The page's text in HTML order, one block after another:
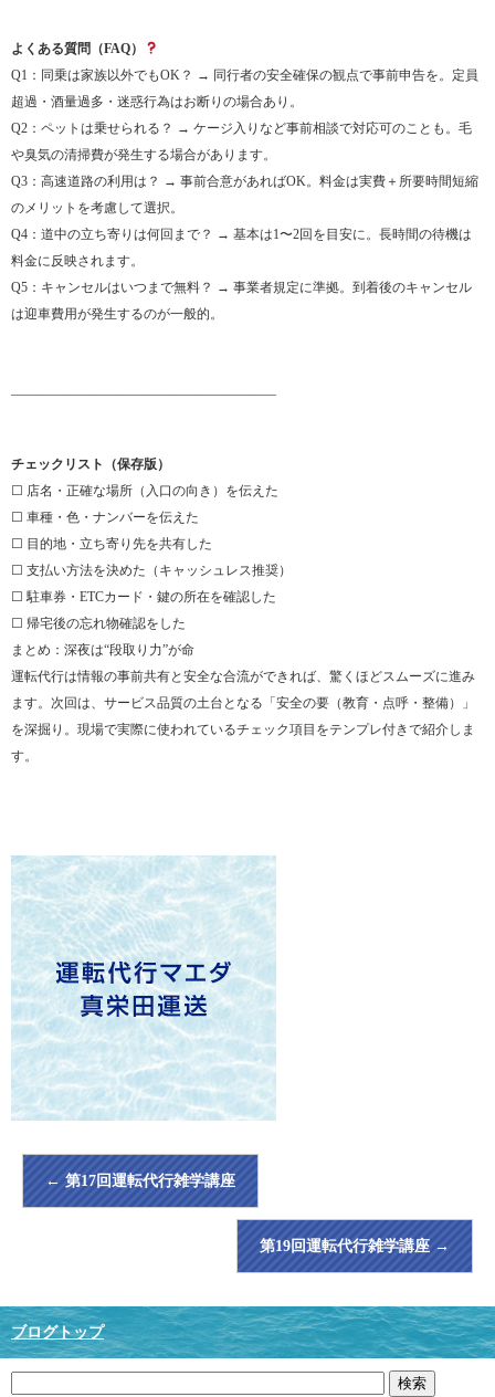
よくある質問（FAQ）
Q1：同乗は家族以外でもOK？ → 同行者の安全確保の観点で事前申告を。定員
超過・酒量過多・迷惑行為はお断りの場合あり。
Q2：ペットは乗せられる？ → ケージ入りなど事前相談で対応可のことも。毛
や臭気の清掃費が発生する場合があります。
Q3：高速道路の利用は？ → 事前合意があればOK。料金は実費＋所要時間短縮
のメリットを考慮して選択。
Q4：道中の立ち寄りは何回まで？ → 基本は1〜2回を目安に。長時間の待機は
料金に反映されます。
Q5：キャンセルはいつまで無料？ → 事業者規定に準拠。到着後のキャンセル
は迎車費用が発生するのが一般的。
チェックリスト（保存版）
☐ 店名・正確な場所（入口の向き）を伝えた
☐ 車種・色・ナンバーを伝えた
☐ 目的地・立ち寄り先を共有した
☐ 支払い方法を決めた（キャッシュレス推奨）
☐ 駐車券・ETCカード・鍵の所在を確認した
☐ 帰宅後の忘れ物確認をした
まとめ：深夜は“段取り力”が命
運転代行は情報の事前共有と安全な合流ができれば、驚くほどスムーズに進み
ます。次回は、サービス品質の土台となる「安全の要（教育・点呼・整備）」
を深掘り。現場で実際に使われているチェック項目をテンプレ付きで紹介しま
す。
← 第17回運転代行雑学講座
第19回運転代行雑学講座 →
ブログトップ